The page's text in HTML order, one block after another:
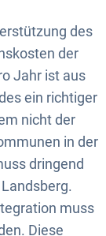
des
der
Jahr ist aus
ein richtiger
nicht der
in der
dringend
muss
Diese